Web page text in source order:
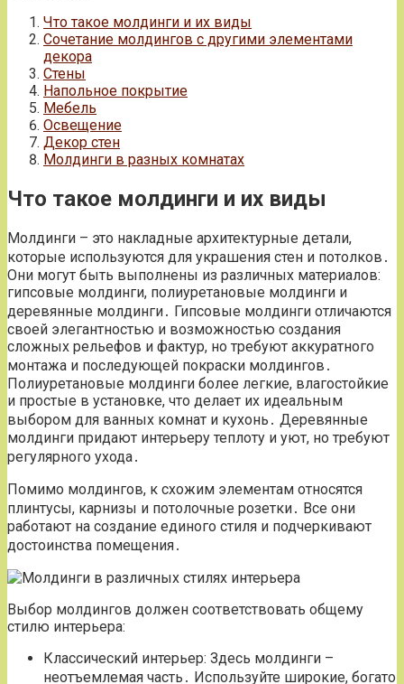
Что такое молдинги и их виды
Сочетание молдингов с другими элементами
декора
Стены
Напольное покрытие
Мебель
Освещение
Декор стен
Молдинги в разных комнатах
Что такое молдинги и их виды
Молдинги – это накладные архитектурные детали,
которые используются для украшения стен и потолков․
Они могут быть выполнены из различных материалов:
гипсовые молдинги, полиуретановые молдинги и
деревянные молдинги․ Гипсовые молдинги отличаются
своей элегантностью и возможностью создания
сложных рельефов и фактур, но требуют аккуратного
монтажа и последующей покраски молдингов․
Полиуретановые молдинги более легкие, влагостойкие
и простые в установке, что делает их идеальным
выбором для ванных комнат и кухонь․ Деревянные
молдинги придают интерьеру теплоту и уют, но требуют
регулярного ухода․
Помимо молдингов, к схожим элементам относятся
плинтусы, карнизы и потолочные розетки․ Все они
работают на создание единого стиля и подчеркивают
достоинства помещения․
Выбор молдингов должен соответствовать общему
стилю интерьера:
Классический интерьер: Здесь молдинги –
неотъемлемая часть․ Используйте широкие, богато